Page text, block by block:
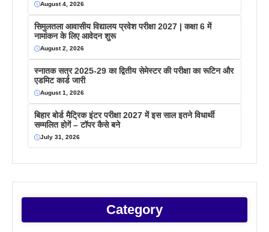
August 4, 2026
सिमुलतला आवासीय विद्यालय प्रवेश परीक्षा 2027 | कक्षा 6 में
नामांकन के लिए आवेदन शुरू
August 2, 2026
स्नातक सत्र 2025-29 का द्वितीय सेमेस्टर की परीक्षा का रूटिन और
एडमिट कार्ड जारी
August 1, 2026
बिहार बोर्ड मैट्रिक इंटर परीक्षा 2027 में इस साल इतने विधार्थी
सम्मलित होगें – टॉपर कैसे बने
July 31, 2026
Category